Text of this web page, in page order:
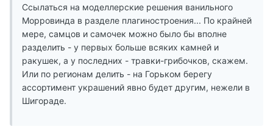
Ссылаться на моделлерские решения ванильного
Морровинда в разделе плагиностроения... По крайней
мере, самцов и самочек можно было бы вполне
разделить - у первых больше всяких камней и
ракушек, а у последних - травки-грибочков, скажем.
Или по регионам делить - на Горьком берегу
ассортимент украшений явно будет другим, нежели в
Шигораде.